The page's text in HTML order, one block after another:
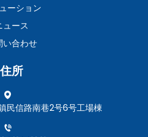
ーション
ュース
い合わせ
住所
民信路南巷2号6号工場棟